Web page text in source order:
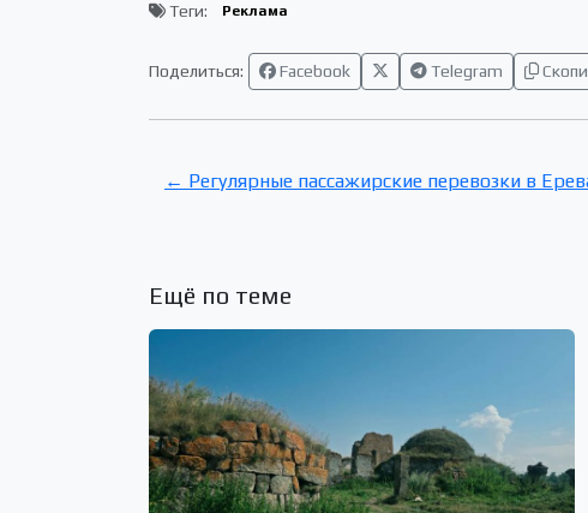
Теги: Реклама
Поделиться: Facebook Telegram
← Регулярные пассажирские перевозки в
Ещё по теме